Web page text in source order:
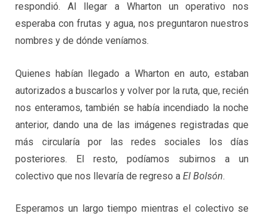
respondió. Al llegar a Wharton un operativo nos
esperaba con frutas y agua, nos preguntaron nuestros
nombres y de dónde veníamos.
Quienes habían llegado a Wharton en auto, estaban
autorizados a buscarlos y volver por la ruta, que, recién
nos enteramos, también se había incendiado la noche
anterior, dando una de las imágenes registradas que
más circularía por las redes sociales los días
posteriores. El resto, podíamos subirnos a un
colectivo que nos llevaría de regreso aEl Bolsón.
Esperamos un largo tiempo mientras el colectivo se